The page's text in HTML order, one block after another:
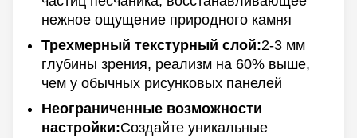
нежное ощущение природного камня
Трехмерный текстурный слой:2-3 мм
глубины зрения, реализм на 60% выше,
чем у обычных рисунковых панелей
Неограниченные возможности
настройки:Создайте уникальные